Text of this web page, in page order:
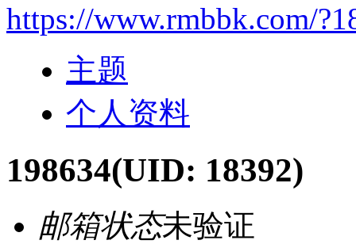
https://www.rmbbk.com/
主题
个人资料
198634(UID: 18392)
邮箱状态未验证